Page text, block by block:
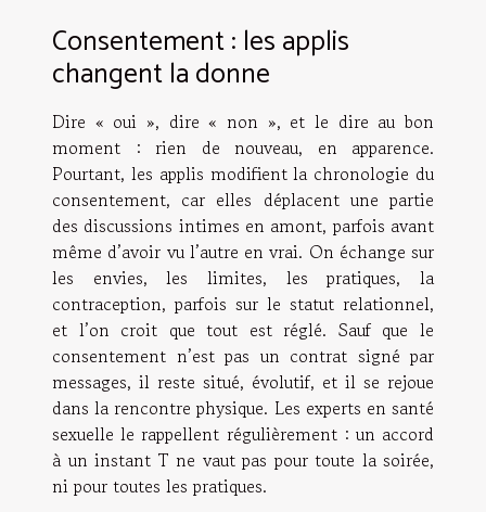
Consentement : les applis
changent la donne
Dire « oui », dire « non », et le dire au bon
moment : rien de nouveau, en apparence.
Pourtant, les applis modifient la chronologie du
consentement, car elles déplacent une partie
des discussions intimes en amont, parfois avant
même d’avoir vu l’autre en vrai. On échange sur
les envies, les limites, les pratiques, la
contraception, parfois sur le statut relationnel,
et l’on croit que tout est réglé. Sauf que le
consentement n’est pas un contrat signé par
messages, il reste situé, évolutif, et il se rejoue
dans la rencontre physique. Les experts en santé
sexuelle le rappellent régulièrement : un accord
à un instant T ne vaut pas pour toute la soirée,
ni pour toutes les pratiques.